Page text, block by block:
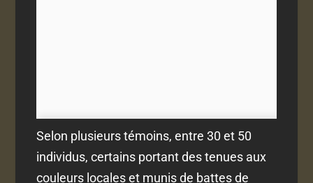
Selon plusieurs témoins, entre 30 et 50
individus, certains portant des tenues aux
couleurs locales et munis de battes de